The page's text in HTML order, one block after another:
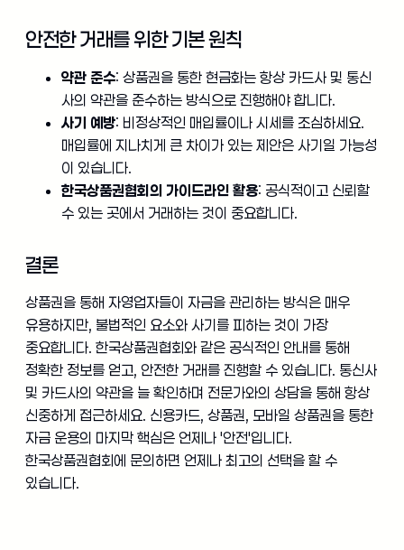
안전한 거래를 위한 기본 원칙
약관 준수: 상품권을 통한 현금화는 항상 카드사 및 통신
사의 약관을 준수하는 방식으로 진행해야 합니다.
사기 예방: 비정상적인 매입률이나 시세를 조심하세요.
매입률에 지나치게 큰 차이가 있는 제안은 사기일 가능성
이 있습니다.
한국상품권협회의 가이드라인 활용: 공식적이고 신뢰할
수 있는 곳에서 거래하는 것이 중요합니다.
결론
상품권을 통해 자영업자들이 자금을 관리하는 방식은 매우
유용하지만, 불법적인 요소와 사기를 피하는 것이 가장
중요합니다. 한국상품권협회와 같은 공식적인 안내를 통해
정확한 정보를 얻고, 안전한 거래를 진행할 수 있습니다. 통신사
및 카드사의 약관을 늘 확인하며 전문가와의 상담을 통해 항상
신중하게 접근하세요. 신용카드, 상품권, 모바일 상품권을 통한
자금 운용의 마지막 핵심은 언제나 '안전'입니다.
한국상품권협회에 문의하면 언제나 최고의 선택을 할 수
있습니다.